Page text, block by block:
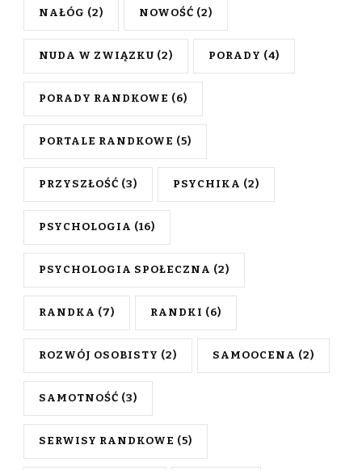
NAŁÓG (2) NOWOŚĆ (2)
NUDA W ZWIĄZKU (2) PORADY (4)
PORADY RANDKOWE (6)
PORTALE RANDKOWE (5)
PRZYSZŁOŚĆ (3) PSYCHIKA (2)
PSYCHOLOGIA (16)
PSYCHOLOGIA SPOŁECZNA (2)
RANDKA (7) RANDKI (6)
ROZWÓJ OSOBISTY (2) SAMOOCENA (2)
SAMOTNOŚĆ (3)
SERWISY RANDKOWE (5)